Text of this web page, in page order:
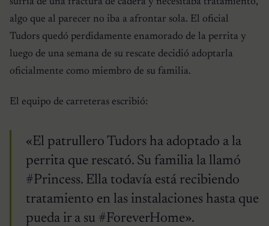
algo que al parecer no iba a afrontar sola. El oficial
Tudors quedó perdidamente enamorado de la perrita y
luego de una semana de su rescate decidió adoptarla
oficialmente como miembro de su familia.
El equipo de carreteras escribió:
«El patrullero Tudors ha adoptado a la
perrita que rescató. Su familia la llamó
#Princess. Ella todavía está recibiendo
tratamiento en las instalaciones hasta que
pueda ir a su #ForeverHome».